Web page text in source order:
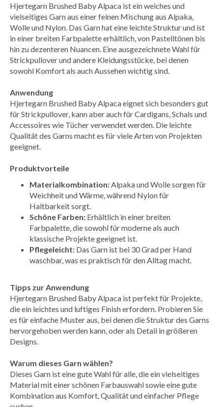
Hjertegarn Brushed Baby Alpaca ist ein weiches und
vielseitiges Garn aus einer feinen Mischung aus Alpaka,
Wolle und Nylon. Das Garn hat eine leichte Struktur und ist
in einer breiten Farbpalette erhältlich, von Pastelltönen bis
hin zu dezenteren Nuancen. Eine ausgezeichnete Wahl für
Strickpullover und andere Kleidungsstücke, bei denen
sowohl Komfort als auch Aussehen wichtig sind.
Anwendung
Hjertegarn Brushed Baby Alpaca eignet sich besonders gut
für Strickpullover, kann aber auch für Cardigans, Schals und
Accessoires wie Tücher verwendet werden. Die leichte
Qualität des Garns macht es für viele Arten von Projekten
geeignet.
Produktvorteile
Materialkombination: Alpaka und Wolle sorgen für
Weichheit und Wärme, während Nylon für
Haltbarkeit sorgt.
Schöne Farben: Erhältlich in einer breiten
Farbpalette, die sowohl für moderne als auch
klassische Projekte geeignet ist.
Pflegeleicht: Das Garn ist bei 30 Grad per Hand
waschbar, was es praktisch für den Alltag macht.
Tipps zur Anwendung
Hjertegarn Brushed Baby Alpaca ist perfekt für Projekte,
die ein leichtes und luftiges Finish erfordern. Probieren Sie
es für einfache Muster aus, bei denen die Struktur des Garns
hervorgehoben werden kann, oder als Detail in größeren
Designs.
Warum dieses Garn wählen?
Dieses Garn ist eine gute Wahl für alle, die ein vielseitiges
Material mit einer schönen Farbauswahl sowie eine gute
Kombination aus Komfort, Qualität und einfacher Pflege